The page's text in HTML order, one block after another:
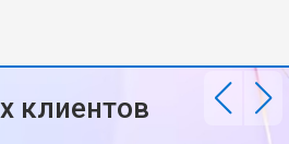
клиентов